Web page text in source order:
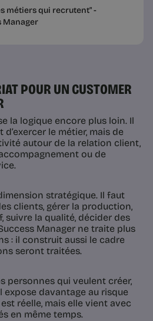
métiers qui recrutent" -
Manager
POUR UN CUSTOMER
la logique encore plus loin. Il
d’exercer le métier, mais de
autour de la relation client,
ou de
stratégique. Il faut
clients, gérer la production,
suivre la qualité, décider des
Manager ne traite plus
: il construit aussi le cadre
seront traitées.
personnes qui veulent créer,
expose davantage au risque
réelle, mais elle vient avec
en même temps.